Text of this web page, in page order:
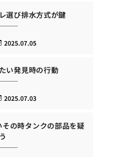
選び排水方式が鍵
2025.07.05
い発見時の行動
2025.07.03
の時タンクの部品を疑
う